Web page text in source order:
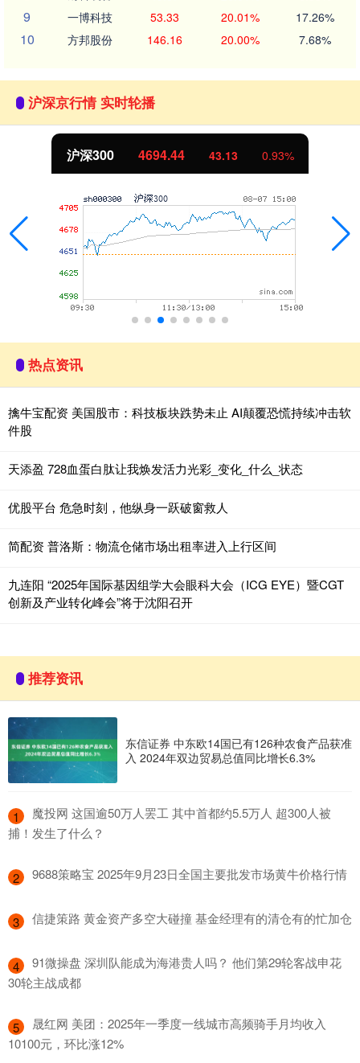
9 一博科技 53.33 20.01% 17.26%
10 方邦股份 146.16 20.00% 7.68%
沪深京行情 实时轮播
沪深300 4694.44 43.13 0.93%
热点资讯
擒牛宝配资 美国股市：科技板块跌势未止 AI颠覆恐慌持续冲击软
件股
天添盈 728血蛋白肽让我焕发活力光彩_变化_什么_状态
优股平台 危急时刻，他纵身一跃破窗救人
简配资 普洛斯：物流仓储市场出租率进入上行区间
九连阳 “2025年国际基因组学大会眼科大会（ICG EYE）暨CGT
创新及产业转化峰会”将于沈阳召开
推荐资讯
东信证券 中东欧14国已有126种农食产品获准
入 2024年双边贸易总值同比增长6.3%
1
​魔投网 这国逾50万人罢工 其中首都约5.5万人 超300人被
捕！发生了什么？
2 ​9688策略宝 2025年9月23日全国主要批发市场黄牛价格行情
3 ​信捷策路 黄金资产多空大碰撞 基金经理有的清仓有的忙加仓
4
​91微操盘 深圳队能成为海港贵人吗？ 他们第29轮客战申花
30轮主战成都
5
​晟红网 美团：2025年一季度一线城市高频骑手月均收入
10100元，环比涨12%